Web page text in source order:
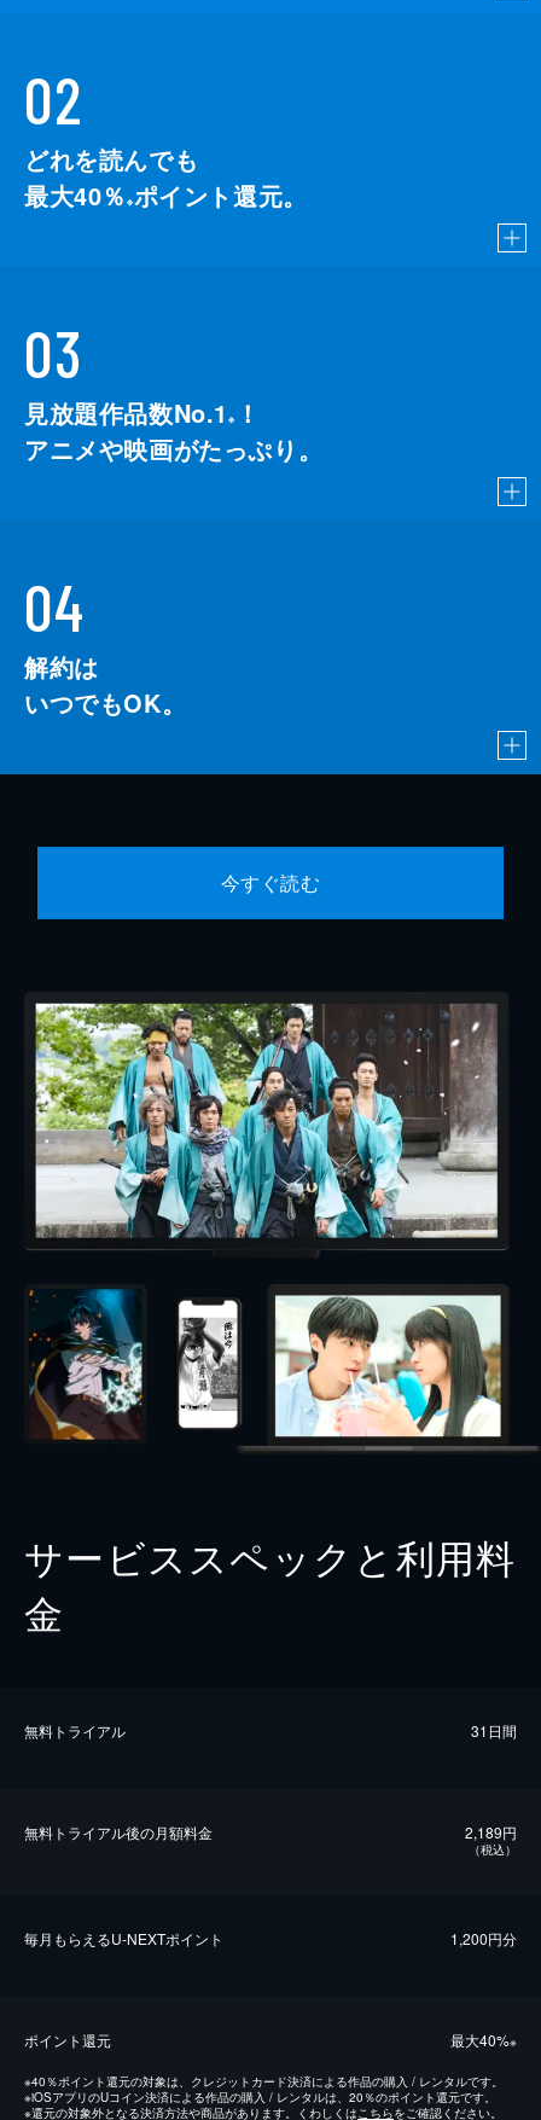
02
どれを読んでも
最大40％ ※ポイント還元。
03
見放題作品数No.1 ※
！
アニメや映画がたっぷり。
04
解約は
いつでもOK。
今すぐ読む
サービススペックと利用料
金
無料トライアル 31日間
無料トライアル後の⽉額料金 2,189円
（税込）
毎⽉もらえるU-NEXTポイント 1,200円分
ポイント還元 最⼤40%※
※40％ポイント還元の対象は、クレジットカード決済による作品の購入 / レンタルです。
※iOSアプリのUコイン決済による作品の購入 / レンタルは、20％のポイント還元です。
※還元の対象外となる決済方法や商品があります。くわしくは こちらをご確認ください。